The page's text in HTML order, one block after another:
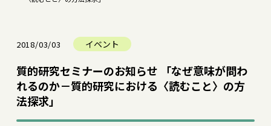
2018/03/03 イベント
質的研究セミナーのお知らせ 「なぜ意味が問わ
れるのか－質的研究における〈読むこと〉の方
法探求」